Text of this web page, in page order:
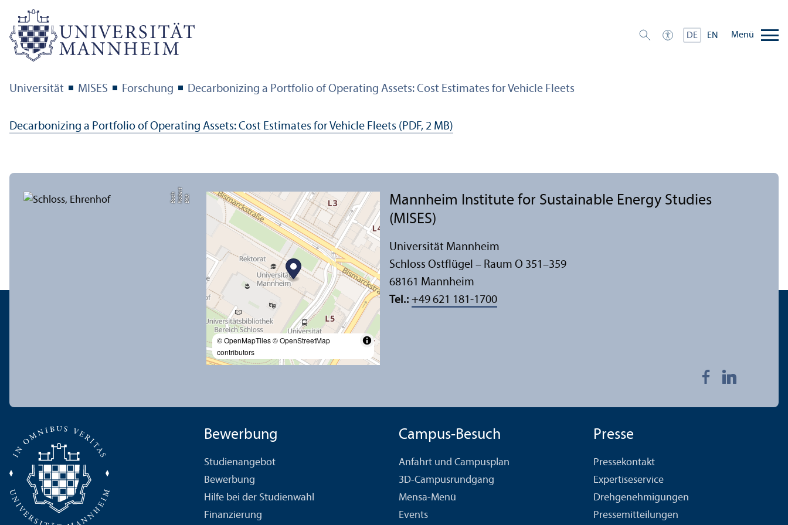
DE EN Menü
Universität MISES Forschung Decarbonizing a Portfolio of Operating Assets: Cost Estimates for Vehicle Fleets
Decarbonizing a Portfolio of Operating Assets: Cost Estimates for Vehicle Fleets (PDF, 2 MB)
Bil
d:
N
o
b
e r
tB
a
c
h
© OpenMapTiles© OpenStreetMap
contributors
Mannheim Institute for Sustainable Energy Studies
(MISES)
Universität Mannheim
Schloss Ostflügel – Raum O 351–359
68161 Mannheim
Tel.: +49 621 181-1700
Bewerbung
Studien­angebot
Bewerbung
Hilfe bei der Studien­wahl
Finanzierung
Campus-Besuch
Anfahrt und Campusplan
3D-Campusrundgang
Mensa-Menü
Events
Presse
Pressekontakt
Expertiseservice
Drehgenehmigungen
Pressemitteilungen